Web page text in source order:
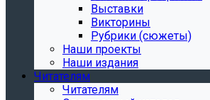
Выставки
Викторины
Рубрики (сюжеты)
Наши проекты
Наши издания
Читателям
Читателям